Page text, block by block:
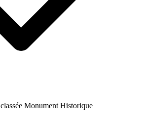
Monument Historique